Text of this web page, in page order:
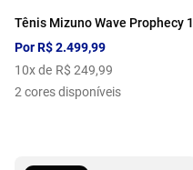
Tênis Mizuno Wave Prophecy 1
PorR$2.499,99
10x de R$ 249,99
2 cores disponíveis